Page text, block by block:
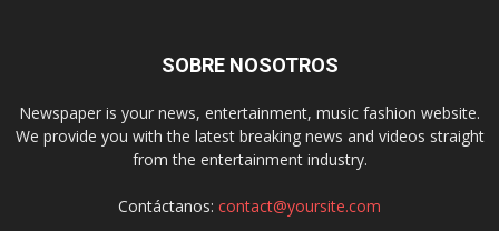
SOBRE NOSOTROS
Newspaper is your news, entertainment, music fashion website.
We provide you with the latest breaking news and videos straight
from the entertainment industry.
Contáctanos: contact@yoursite.com